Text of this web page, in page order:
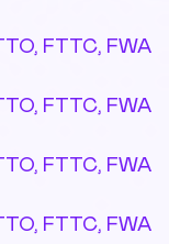
FTTC, FWA
FTTC, FWA
FTTC, FWA
FTTC, FWA